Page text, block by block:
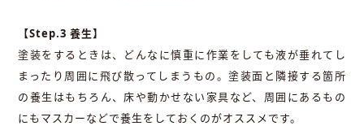
【Step.3 養生】
塗装をするときは、どんなに慎重に作業をしても液が垂れてし
まったり周囲に飛び散ってしまうもの。塗装面と隣接する箇所
の養生はもちろん、床や動かせない家具など、周囲にあるもの
にもマスカーなどで養生をしておくのがオススメです。